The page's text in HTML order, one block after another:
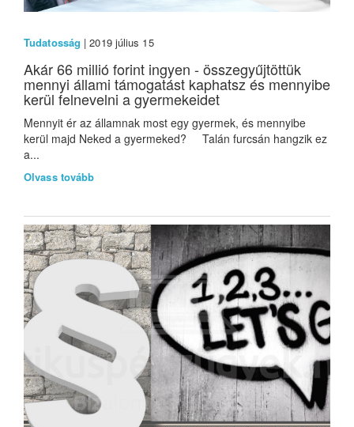
Tudatosság | 2019 július 15
Akár 66 millió forint ingyen - összegyűjtöttük
mennyi állami támogatást kaphatsz és mennyibe
kerül felnevelni a gyermekeidet
Mennyit ér az államnak most egy gyermek, és mennyibe
kerül majd Neked a gyermeked? Talán furcsán hangzik ez
a...
Olvass tovább